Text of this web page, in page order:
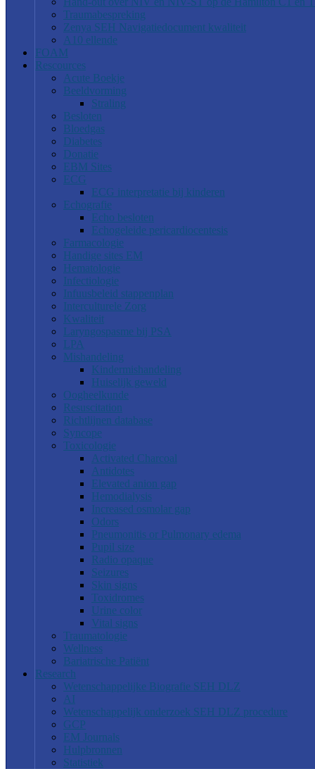
Traumabespreking
Zenya SEH Navigatiedocument kwaliteit
A10 ellende
FOAM
Rescources
Acute Boekje
Beeldvorming
Straling
Besloten
Bloedgas
Diabetes
Donatie
EBM Sites
ECG
ECG interpretatie bij kinderen
Echografie
Echo besloten
Echogeleide pericardiocentesis
Farmacologie
Handige sites EM
Hematologie
Infectiologie
Infuusbeleid stappenplan
Interculturele Zorg
Kwaliteit
Laryngospasme bij PSA
LPA
Mishandeling
Kindermishandeling
Huiselijk geweld
Oogheelkunde
Resuscitation
Richtlijnen database
Syncope
Toxicologie
Activated Charcoal
Antidotes
Elevated anion gap
Hemodialysis
Increased osmolar gap
Odors
Pneumonitis or Pulmonary edema
Pupil size
Radio opaque
Seizures
Skin signs
Toxidromes
Urine color
Vital signs
Traumatologie
Wellness
Bariatrische Patiënt
Research
Wetenschappelijke Biografie SEH DLZ
AI
Wetenschappelijk onderzoek SEH DLZ procedure
GCP
EM Journals
Hulpbronnen
Statistiek